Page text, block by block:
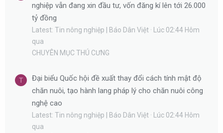
nghiệp vẫn đang xin đầu tư, vốn đăng kí lên tới 26.000
tỷ đồng
Latest: Tin nông nghiệp | Báo Dân Việt
Lúc 02:44 Hôm
qua
CHUYÊN MỤC THÚ CƯNG
T
Đại biểu Quốc hội đề xuất thay đổi cách tính mật độ
chăn nuôi, tạo hành lang pháp lý cho chăn nuôi công
nghệ cao
Latest: Tin nông nghiệp | Báo Dân Việt
Lúc 02:44 Hôm
qua